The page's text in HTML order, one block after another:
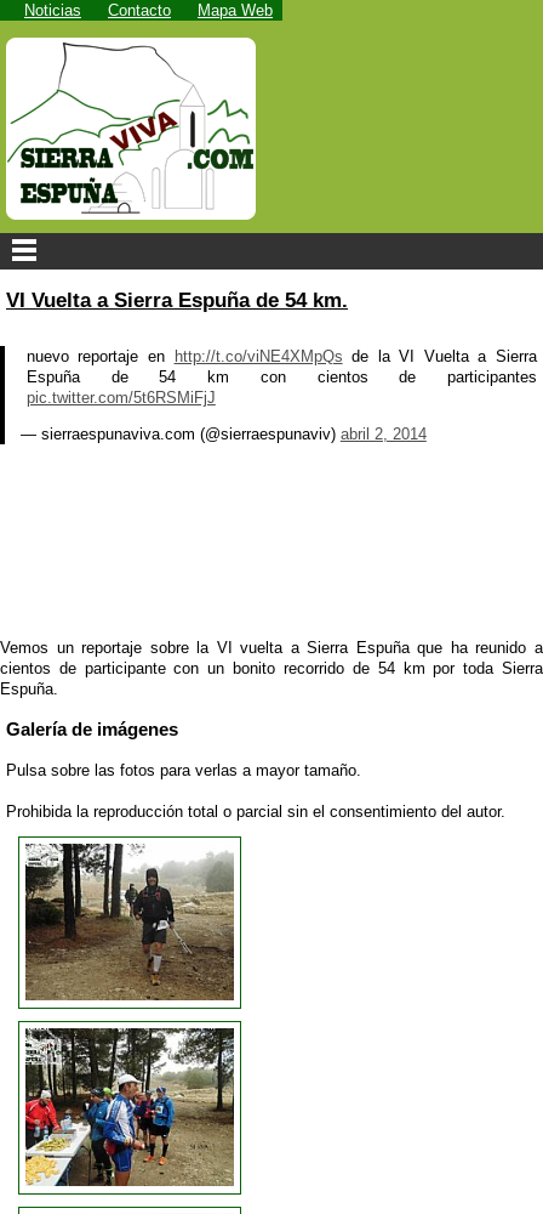
Noticias Contacto Mapa Web
VI Vuelta a Sierra Espuña de 54 km.
nuevo reportaje en http://t.co/viNE4XMpQs de la VI Vuelta a Sierra
Espuña de 54 km con cientos de participantes
pic.twitter.com/5t6RSMiFjJ
— sierraespunaviva.com (@sierraespunaviv) abril 2, 2014
Vemos un reportaje sobre la VI vuelta a Sierra Espuña que ha reunido a
cientos de participante con un bonito recorrido de 54 km por toda Sierra
Espuña.
Galería de imágenes
Pulsa sobre las fotos para verlas a mayor tamaño.
Prohibida la reproducción total o parcial sin el consentimiento del autor.